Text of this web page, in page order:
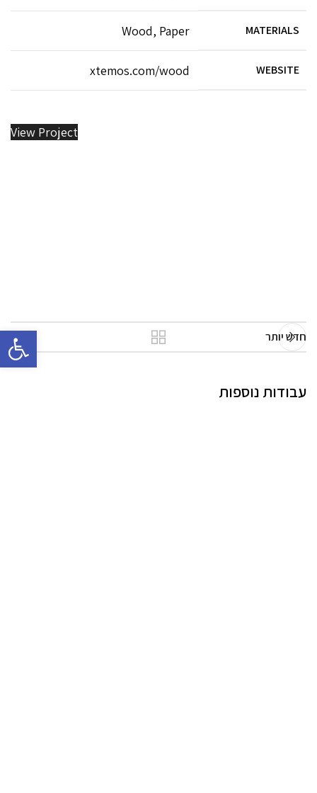
MATERIALS
Wood, Paper
WEBSITE
xtemos.com/wood
View Project
חדש יותר
עבודות נוספות
פתח